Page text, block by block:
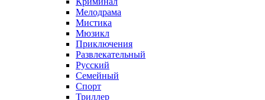
Мелодрама
Мистика
Мюзикл
Приключения
Развлекательный
Русский
Семейный
Спорт
Триллер